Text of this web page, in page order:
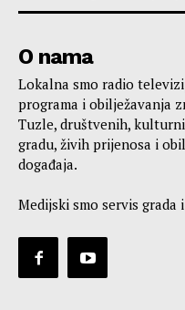
O nama
Lokalna smo radio
programa i obilježavanja
Tuzle, društvenih,
gradu, živih prijenosa i
događaja.
Medijski smo servis grada